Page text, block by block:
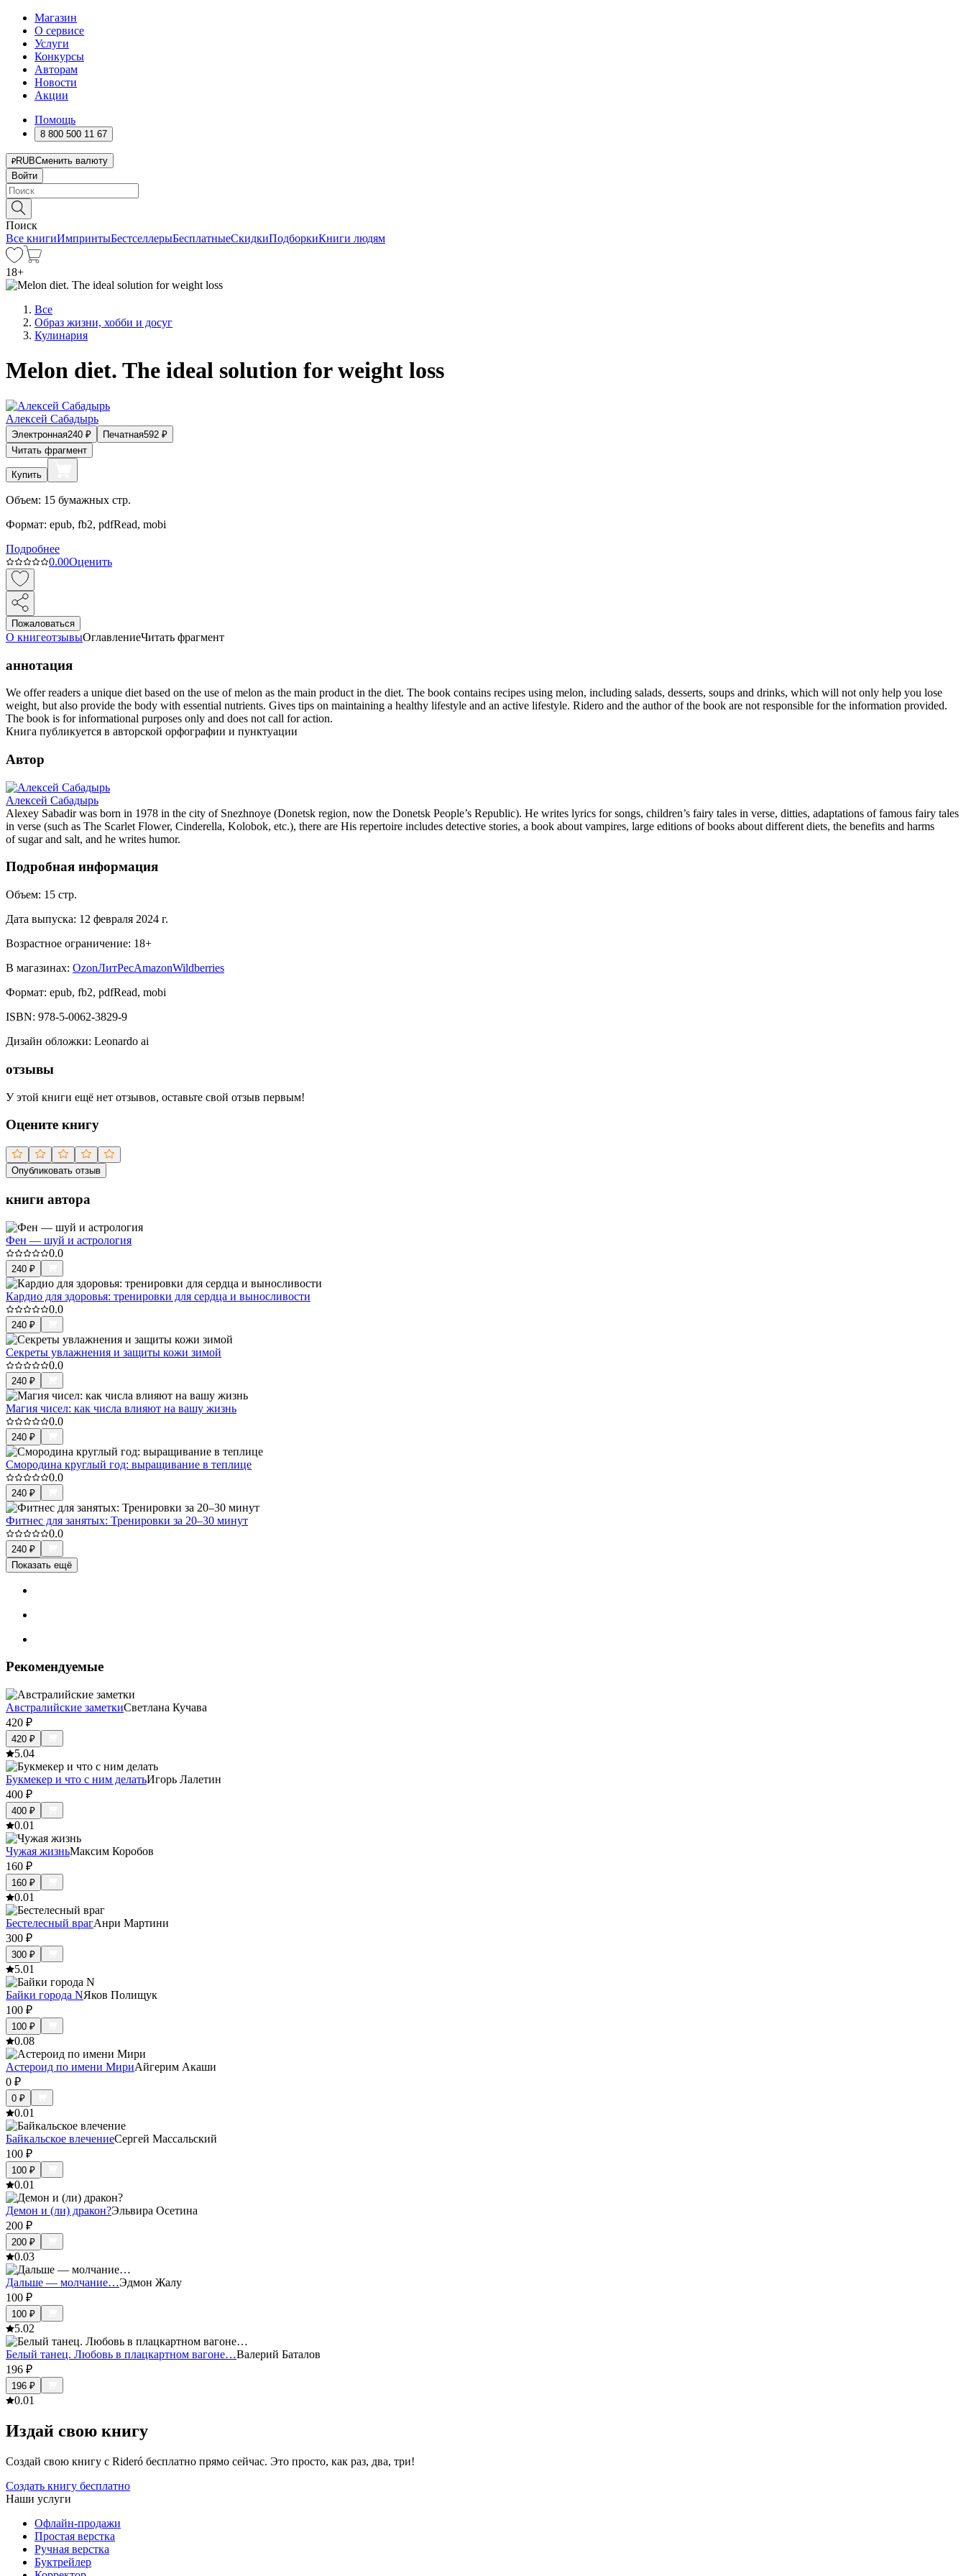
Магазин
О сервисе
Услуги
Конкурсы
Авторам
Новости
Акции
Помощь
8 800 500 11 67
RUBСменить валюту
Войти
Поиск
Все книгиИмпринтыБестселлерыБесплатныеСкидкиПодборкиКниги людям
18+
Все
Образ жизни, хобби и досуг
Кулинария
Melon diet. The ideal solution for weight loss
Алексей Сабадырь
Электронная240 ₽ Печатная592 ₽
Читать фрагмент
Купить
Объем: 15 бумажных стр.
Формат: epub, fb2, pdfRead, mobi
Подробнее
0.00Оценить
Пожаловаться
О книгеотзывыОглавлениеЧитать фрагмент
аннотация
We offer readers a unique diet based on the use of melon as the main product in the diet. The book contains recipes using melon, including salads, desserts, soups and drinks, which will not only help you lose
weight, but also provide the body with essential nutrients. Gives tips on maintaining a healthy lifestyle and an active lifestyle. Ridero and the author of the book are not responsible for the information provided.
The book is for informational purposes only and does not call for action.
Книга публикуется в авторской орфографии и пунктуации
Автор
Алексей Сабадырь
Alexey Sabadir was born in 1978 in the city of Snezhnoye (Donetsk region, now the Donetsk People’s Republic). He writes lyrics for songs, children’s fairy tales in verse, ditties, adaptations of famous fairy tales
in verse (such as The Scarlet Flower, Cinderella, Kolobok, etc.), there are His repertoire includes detective stories, a book about vampires, large editions of books about different diets, the benefits and harms
of sugar and salt, and he writes humor.
Подробная информация
Объем: 15 стр.
Дата выпуска: 12 февраля 2024 г.
Возрастное ограничение: 18+
В магазинах: OzonЛитРесAmazonWildberries
Формат: epub, fb2, pdfRead, mobi
ISBN: 978-5-0062-3829-9
Дизайн обложки: Leonardo ai
отзывы
У этой книги ещё нет отзывов, оставьте свой отзыв первым!
Оцените книгу
Опубликовать отзыв
книги автора
Фен — шуй и астрология
0.0
240 ₽
Кардио для здоровья: тренировки для сердца и выносливости
0.0
240 ₽
Секреты увлажнения и защиты кожи зимой
0.0
240 ₽
Магия чисел: как числа влияют на вашу жизнь
0.0
240 ₽
Смородина круглый год: выращивание в теплице
0.0
240 ₽
Фитнес для занятых: Тренировки за 20–30 минут
0.0
240 ₽
Показать ещё
Рекомендуемые
Австралийские заметкиСветлана Кучава
420 ₽
420 ₽
5.04
Букмекер и что с ним делатьИгорь Лалетин
400 ₽
400 ₽
0.01
Чужая жизньМаксим Коробов
160 ₽
160 ₽
0.01
Бестелесный врагАнри Мартини
300 ₽
300 ₽
5.01
Байки города NЯков Полищук
100 ₽
100 ₽
0.08
Астероид по имени МириАйгерим Акаши
0 ₽
0 ₽
0.01
Байкальское влечениеСергей Массальский
100 ₽
100 ₽
0.01
Демон и (ли) дракон?Эльвира Осетина
200 ₽
200 ₽
0.03
Дальше — молчание…Эдмон Жалу
100 ₽
100 ₽
5.02
Белый танец. Любовь в плацкартном вагоне…Валерий Баталов
196 ₽
196 ₽
0.01
Издай свою книгу
Создай свою книгу с Rideró бесплатно прямо сейчас. Это просто, как раз, два, три!
Создать книгу бесплатно
Наши услуги
Офлайн-продажи
Простая верстка
Ручная верстка
Буктрейлер